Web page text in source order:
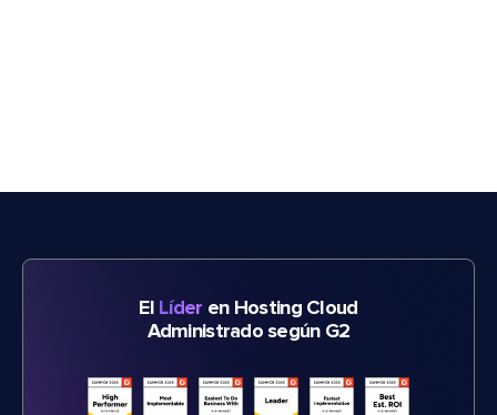
El Líder en Hosting Cloud
Administrado según G2